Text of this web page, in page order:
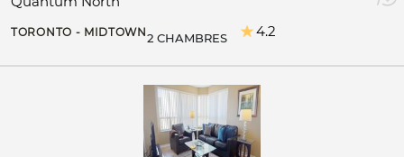
TORONTO - MIDTOWN2 CHAMBRES 4.2